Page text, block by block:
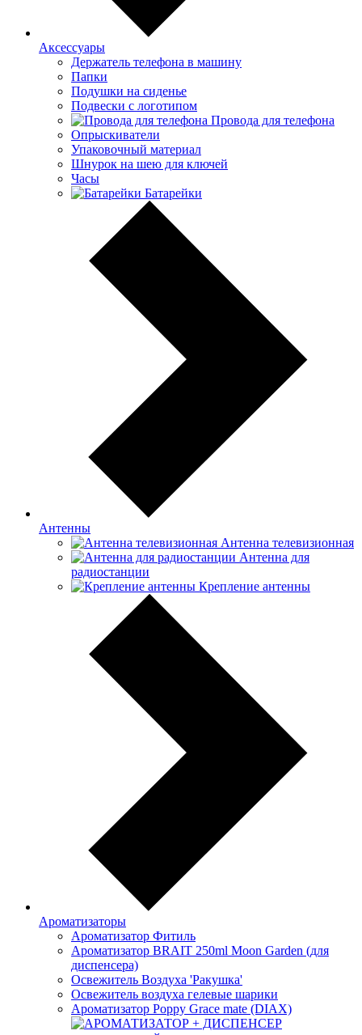
Аксессуары
Держатель телефона в машину
Папки
Подушки на сиденье
Подвески с логотипом
Провода для телефона
Опрыскиватели
Упаковочный материал
Шнурок на шею для ключей
Часы
Батарейки
Антенны
Антенна телевизионная
Антенна для
радиостанции
Крепление антенны
Ароматизаторы
Ароматизатор Фитиль
Ароматизатор BRAIT 250ml Moon Garden (для
диспенсера)
Освежитель Воздуха 'Ракушка'
Освежитель воздуха гелевые шарики
Ароматизатор Poppy Grace mate (DIAX)